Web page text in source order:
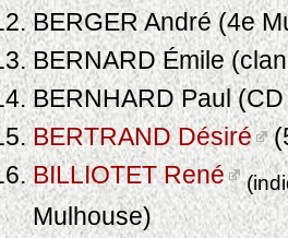
BERGER André (4e
BERNARD Émile
BERNHARD Paul
BERTRAND Désiré
BILLIOTET René
Mulhouse)